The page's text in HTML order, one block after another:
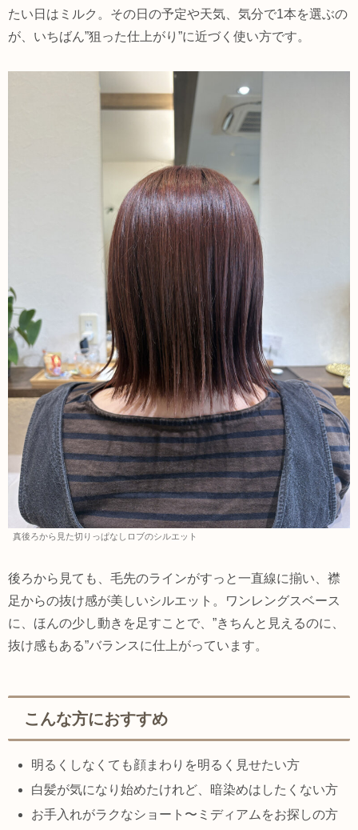
たい日はミルク。その日の予定や天気、気分で1本を選ぶの
が、いちばん”狙った仕上がり”に近づく使い方です。
真後ろから見た切りっぱなしロブのシルエット
後ろから見ても、毛先のラインがすっと一直線に揃い、襟
足からの抜け感が美しいシルエット。ワンレングスベース
に、ほんの少し動きを足すことで、”きちんと見えるのに、
抜け感もある”バランスに仕上がっています。
こんな方におすすめ
明るくしなくても顔まわりを明るく見せたい方
白髪が気になり始めたけれど、暗染めはしたくない方
お手入れがラクなショート〜ミディアムをお探しの方